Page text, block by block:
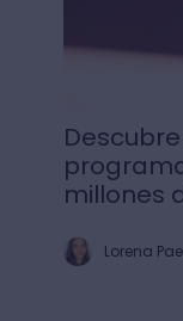
millones
Lorena